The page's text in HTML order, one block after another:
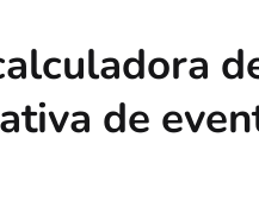
de